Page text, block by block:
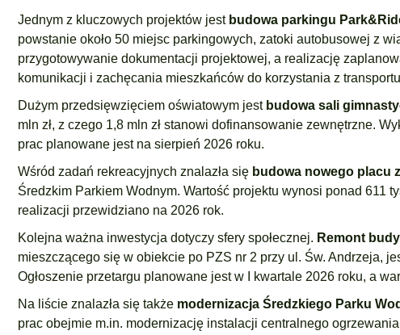
Jednym z kluczowych projektów jest budowa parkingu
powstanie około 50 miejsc parkingowych, zatoki autobusowej z
przygotowywanie dokumentacji projektowej, a realizację
komunikacji i zachęcania mieszkańców do korzystania z
Dużym przedsięwzięciem oświatowym jest budowa sali
mln zł, z czego 1,8 mln zł stanowi dofinansowanie zewnętrzne.
prac planowane jest na sierpień 2026 roku.
Wśród zadań rekreacyjnych znalazła się budowa nowego placu
Średzkim Parkiem Wodnym. Wartość projektu wynosi ponad 611
realizacji przewidziano na 2026 rok.
Kolejna ważna inwestycja dotyczy sfery społecznej. Remont
mieszczącego się w obiekcie po PZS nr 2 przy ul. Św. Andrzeja,
Ogłoszenie przetargu planowane jest w I kwartale 2026 roku, a
Na liście znalazła się także modernizacja Średzkiego Parku
prac obejmie m.in. modernizację instalacji centralnego